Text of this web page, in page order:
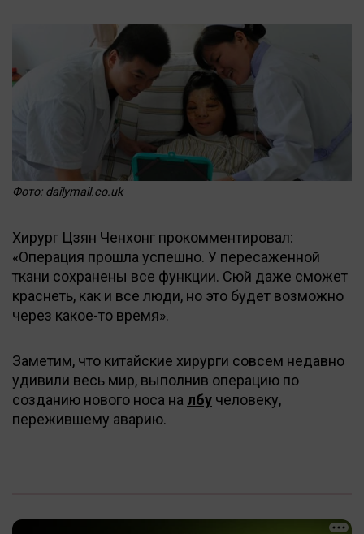
Фото: dailymail.co.uk
Хирург Цзян Ченхонг прокомментировал:
«Операция прошла успешно. У пересаженной
ткани сохранены все функции. Сюй даже сможет
краснеть, как и все люди, но это будет возможно
через какое-то время».
Заметим, что китайские хирурги совсем недавно
удивили весь мир, выполнив операцию по
созданию нового носа на лбу человеку,
пережившему аварию.